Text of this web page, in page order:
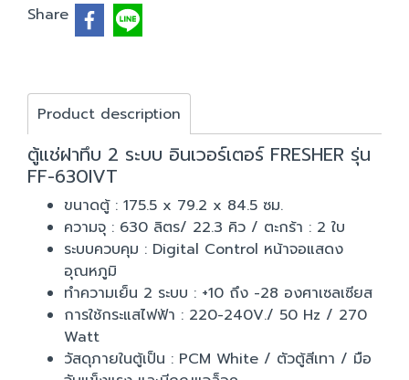
Share
Product description
ตู้แช่ฝาทึบ 2 ระบบ อินเวอร์เตอร์ FRESHER รุ่น
FF-630IVT
ขนาดตู้ : 175.5 x 79.2 x 84.5 ซม.
ความจุ : 630 ลิตร/ 22.3 คิว / ตะกร้า : 2 ใบ
ระบบควบคุม : Digital Control หน้าจอแสดง
อุณหภูมิ
ทำความเย็น 2 ระบบ : +10 ถึง -28 องศาเซลเซียส
การใช้กระแสไฟฟ้า : 220-240V./ 50 Hz / 270
Watt
วัสดุภายในตู้เป็น : PCM White / ตัวตู้สีเทา / มือ